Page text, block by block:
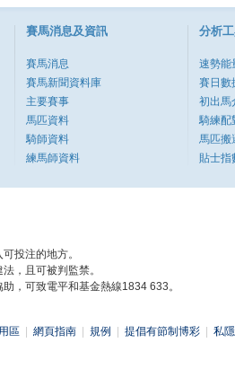
賽馬消息及資訊
賽馬消息
賽馬新聞資料庫
主要賽事
馬匹資料
騎師資料
練馬師資料
分析
速勢能
賽日數
初出馬
騎練配
馬匹搬
貼士指
投注的地方。
，且可被判監禁。
，可致電平和基金熱線1834 633。
區 網頁指南 規例 提倡有節制博彩 私